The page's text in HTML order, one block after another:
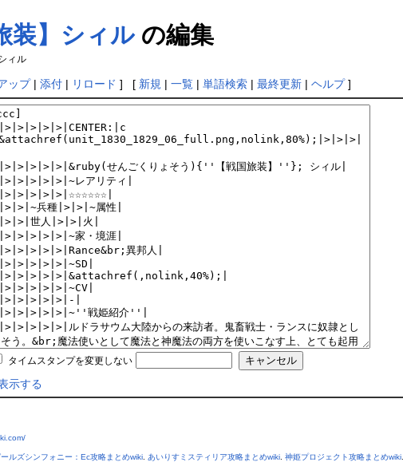
装】シィルの編集
ィル
ップ| 添付| リロード ] [ 新規 | 一覧| 単語検索| 最終更新| ヘルプ]
タイムスタンプを変更しない
示する
ールズシンフォニー：Ec攻略まとめwiki. あいりすミスティリア攻略まとめwiki. 神姫プロジェクト攻略まとめwiki.